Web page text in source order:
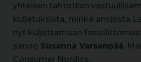
yhteisen tahtotilan
kuljetuksista, minkä ansiosta
nyt kuljettamaan
sanoo Susanna Varsanpää,
Consumer Nordics.